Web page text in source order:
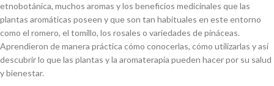
etnobotánica, muchos aromas y los beneficios medicinales que las
plantas aromáticas poseen y que son tan habituales en este entorno
como el romero, el tomillo, los rosales o variedades de pináceas.
Aprendieron de manera práctica cómo conocerlas, cómo utilizarlas y así
descubrir lo que las plantas y la aromaterapia pueden hacer por su salud
y bienestar.